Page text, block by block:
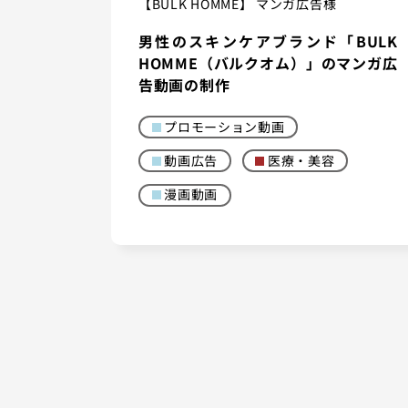
【BULK HOMME】 マンガ広告様
男性のスキンケアブランド「BULK
HOMME（バルクオム）」のマンガ広
告動画の制作
プロモーション動画
動画広告
医療・美容
漫画動画